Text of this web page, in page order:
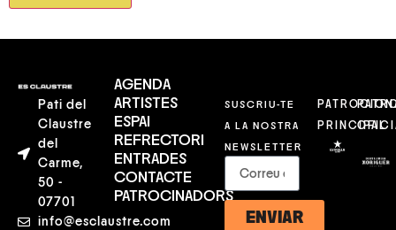
Pati del
Claustre
del
Carme,
50 -
07701
info@esclaustre.com
AGENDA
ARTISTES
ESPAI
REFRECTORI
ENTRADES
CONTACTE
PATROCINADORS
SUSCRIU-TE
A LA NOSTRA
NEWSLETTER
ENVIAR
PRINCIPAL